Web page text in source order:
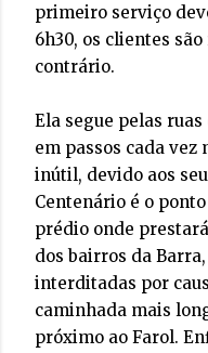
primeiro serviço
6h30, os clientes
contrário.
Ela segue pelas
em passos cada vez
inútil, devido aos
Centenário é o
prédio onde
dos bairros da
interditadas por
caminhada mais
próximo ao Farol.